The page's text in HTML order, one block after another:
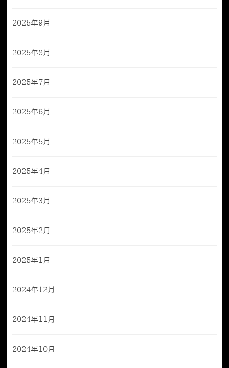
2025年9月
2025年8月
2025年7月
2025年6月
2025年5月
2025年4月
2025年3月
2025年2月
2025年1月
2024年12月
2024年11月
2024年10月